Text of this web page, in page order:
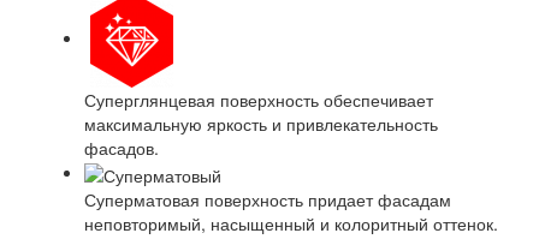
Суперглянцевая поверхность обеспечивает
максимальную яркость и привлекательность
фасадов.
Суперматовая поверхность придает фасадам
неповторимый, насыщенный и колоритный оттенок.